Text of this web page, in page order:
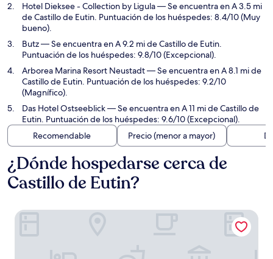
Hotel Dieksee - Collection by Ligula— Se encuentra en A 3.5 mi
de Castillo de Eutin. Puntuación de los huéspedes: 8.4/10 (Muy
bueno).
Butz— Se encuentra en A 9.2 mi de Castillo de Eutin.
Puntuación de los huéspedes: 9.8/10 (Excepcional).
Arborea Marina Resort Neustadt— Se encuentra en A 8.1 mi de
Castillo de Eutin. Puntuación de los huéspedes: 9.2/10
(Magnífico).
Das Hotel Ostseeblick— Se encuentra en A 11 mi de Castillo de
Eutin. Puntuación de los huéspedes: 9.6/10 (Excepcional).
Recomendable
Precio (menor a mayor)
¿Dónde hospedarse cerca de
Castillo de Eutin?
Hotel Gut Immenhof